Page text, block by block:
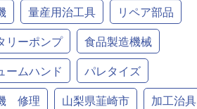
量産用治工具
リペア部品
リーポンプ
食品製造機械
ームハンド
パレタイズ
修理
山梨県韮崎市
加工治具